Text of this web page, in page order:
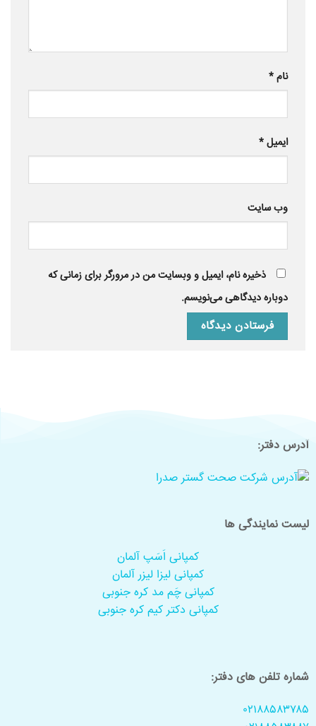
نام*
ایمیل*
وب‌ سایت
ذخیره نام، ایمیل و وبسایت من در مرورگر برای زمانی که
دوباره دیدگاهی می‌نویسم.
آدرس دفتر:
لیست نمایندگی ها
کمپانی اَسَپ آلمان
کمپانی لیزا لیزر آلمان
کمپانی چَم مد کره جنوبی
کمپانی دکتر کیم کره جنوبی
شماره تلفن های دفتر:
۰۲۱۸۸۵۸۳۷۸۵